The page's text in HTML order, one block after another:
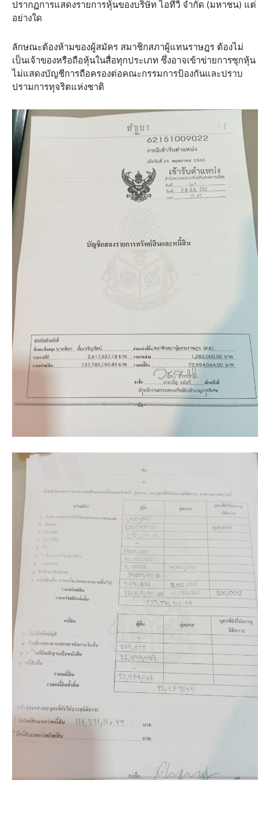
ปรากฏการแสดงรายการหุ้นของบริษัท ไอทีวี จำกัด (มหาชน) แต่
อย่างใด
ลักษณะต้องห้ามของผู้สมัคร สมาชิกสภาผู้แทนราษฎร ต้องไม่
เป็นเจ้าของหรือถือหุ้นในสื่อทุกประเภท ซึ่งอาจเข้าข่ายการซุกหุ้น
ไม่แสดงบัญชีการถือครองต่อคณะกรรมการป้องกันและปราบ
ปรามการทุจริตแห่งชาติ